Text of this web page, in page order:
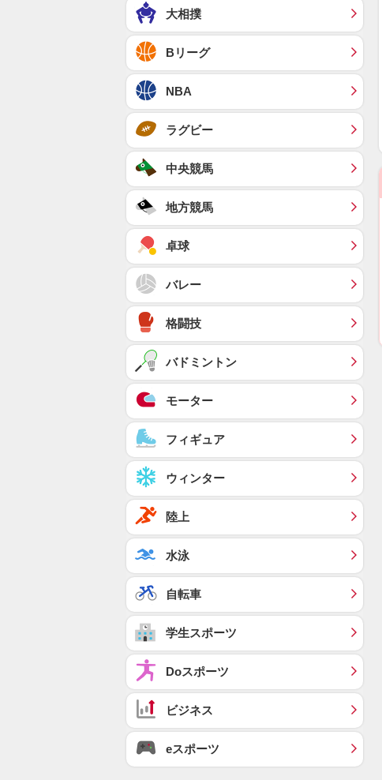
大相撲
Bリーグ
NBA
ラグビー
中央競馬
地方競馬
卓球
バレー
格闘技
バドミントン
モーター
フィギュア
ウィンター
陸上
水泳
自転車
学生スポーツ
Doスポーツ
ビジネス
eスポーツ